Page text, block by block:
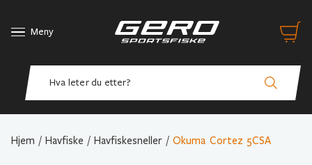
Meny
Hjem / Havfiske / Havfiskesneller / Okuma Cortez 5CSA